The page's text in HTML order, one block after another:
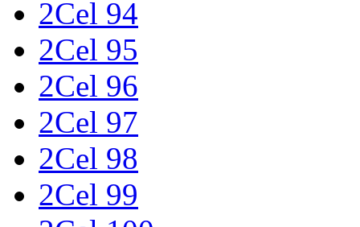
2Cel 94
2Cel 95
2Cel 96
2Cel 97
2Cel 98
2Cel 99